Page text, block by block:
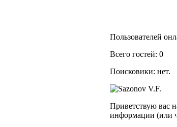
Пользователей
Всего гостей: 0
Поисковики: нет.
Приветствую вас
информации (или